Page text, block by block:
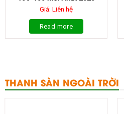
Giá: Liên hệ
Read more
THANH SÀN NGOÀI TRỜI